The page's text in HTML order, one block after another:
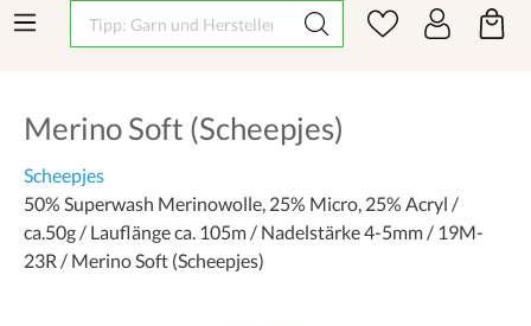
Tipp: Garn und Hersteller eingeben
Merino Soft (Scheepjes)
Scheepjes
50% Superwash Merinowolle, 25% Micro, 25% Acryl /
ca.50g / Lauflänge ca. 105m / Nadelstärke 4-5mm / 19M-
23R / Merino Soft (Scheepjes)